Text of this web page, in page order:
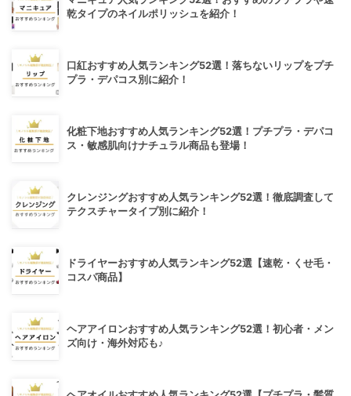
乾タイプのネイルポリッシュを紹介！
口紅おすすめ人気ランキング52選！落ちないリップをプチ
プラ・デパコス別に紹介！
化粧下地おすすめ人気ランキング52選！プチプラ・デパコ
ス・敏感肌向けナチュラル商品も登場！
クレンジングおすすめ人気ランキング52選！徹底調査して
テクスチャータイプ別に紹介！
ドライヤーおすすめ人気ランキング52選【速乾・くせ毛・
コスパ商品】
ヘアアイロンおすすめ人気ランキング52選！初心者・メン
ズ向け・海外対応も♪